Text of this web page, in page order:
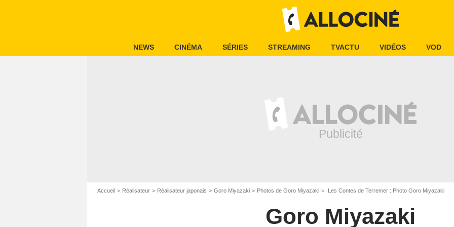
NEWS CINÉMA SÉRIES STREAMING TVACTU VIDÉOS VOD
Accueil Réalisateur Réalisateur japonais Goro Miyazaki Photos de Goro Miyazaki Les Contes de Terremer : Photo Goro Miyazaki
Goro Miyazaki